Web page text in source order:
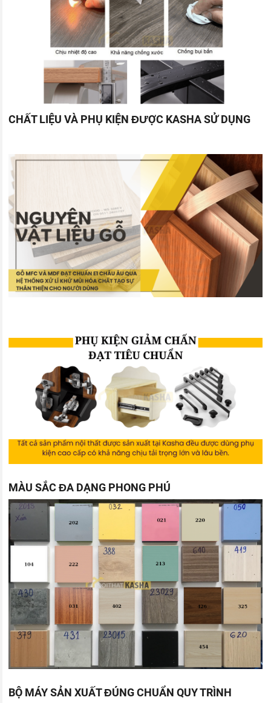
CHẤT LIỆU VÀ PHỤ KIỆN ĐƯỢC KASHA SỬ DỤNG
MÀU SẮC ĐA DẠNG PHONG PHÚ
BỘ MÁY SẢN XUẤT ĐÚNG CHUẨN QUY TRÌNH